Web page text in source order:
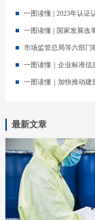
一图读懂 | 2023年认证
一图读懂｜企业标准信
一图读懂｜加快推动建
最新文章